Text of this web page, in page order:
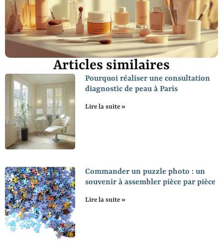
Articles similaires
Pourquoi réaliser une consultation
diagnostic de peau à Paris
Lire la suite »
Commander un puzzle photo : un
souvenir à assembler pièce par pièce
Lire la suite »